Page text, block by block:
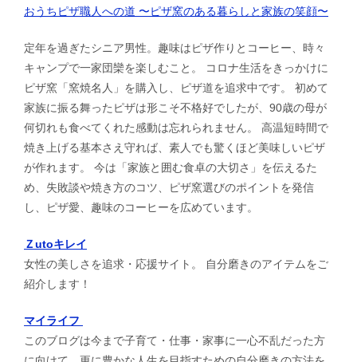
おうちピザ職人への道 〜ピザ窯のある暮らしと家族の笑顔〜
定年を過ぎたシニア男性。趣味はピザ作りとコーヒー、時々
キャンプで一家団欒を楽しむこと。 コロナ生活をきっかけに
ピザ窯「窯焼名人」を購入し、ピザ道を追求中です。 初めて
家族に振る舞ったピザは形こそ不格好でしたが、90歳の母が
何切れも食べてくれた感動は忘れられません。 高温短時間で
焼き上げる基本さえ守れば、素人でも驚くほど美味しいピザ
が作れます。 今は「家族と囲む食卓の大切さ」を伝えるた
め、失敗談や焼き方のコツ、ピザ窯選びのポイントを発信
し、ピザ愛、趣味のコーヒーを広めています。
Ｚutoキレイ
女性の美しさを追求・応援サイト。 自分磨きのアイテムをご
紹介します！
マイライフ
このブログは今まで子育て・仕事・家事に一心不乱だった方